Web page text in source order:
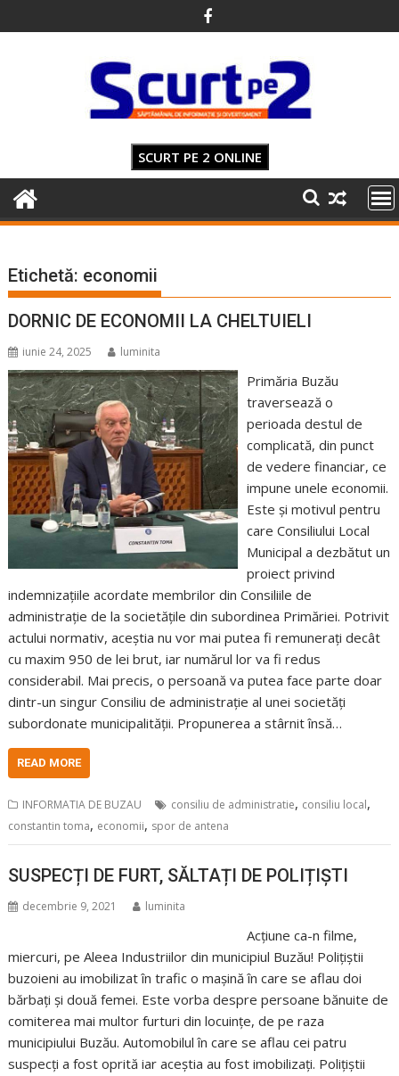
to
SCURT PE 2 ONLINE
Etichetă: economii
DORNIC DE ECONOMII LA CHELTUIELI
iunie 24, 2025 luminita
Primăria Buzău
traversează o
perioada destul de
complicată, din punct
de vedere financiar, ce
impune unele economii.
Este și motivul pentru
care Consiliului Local
Municipal a dezbătut un
proiect privind
indemnizațiile acordate membrilor din Consiliile de
administrație de la societățile din subordinea Primăriei. Potrivit
actului normativ, aceștia nu vor mai putea fi remunerați decât
cu maxim 950 de lei brut, iar numărul lor va fi redus
considerabil. Mai precis, o persoană va putea face parte doar
dintr-un singur Consiliu de administrație al unei societăți
subordonate municipalității. Propunerea a stârnit însă…
READ MORE
INFORMATIA DE BUZAU consiliu de administratie, consiliu local,
constantin toma, economii, spor de antena
SUSPECȚI DE FURT, SĂLTAȚI DE POLIȚIȘTI
decembrie 9, 2021 luminita
Acțiune ca-n filme,
miercuri, pe Aleea Industriilor din municipiul Buzău! Polițiștii
buzoieni au imobilizat în trafic o mașină în care se aflau doi
bărbați și două femei. Este vorba despre persoane bănuite de
comiterea mai multor furturi din locuințe, de pe raza
municipiului Buzău. Automobilul în care se aflau cei patru
suspecți a fost oprită iar aceștia au fost imobilizați. Polițiștii